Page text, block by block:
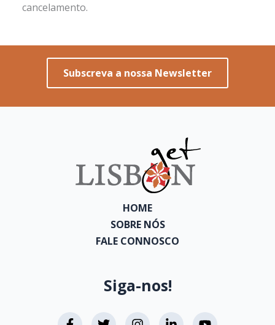
cancelamento.
Subscreva a nossa Newsletter
HOME
SOBRE NÓS
FALE CONNOSCO
Siga-nos!